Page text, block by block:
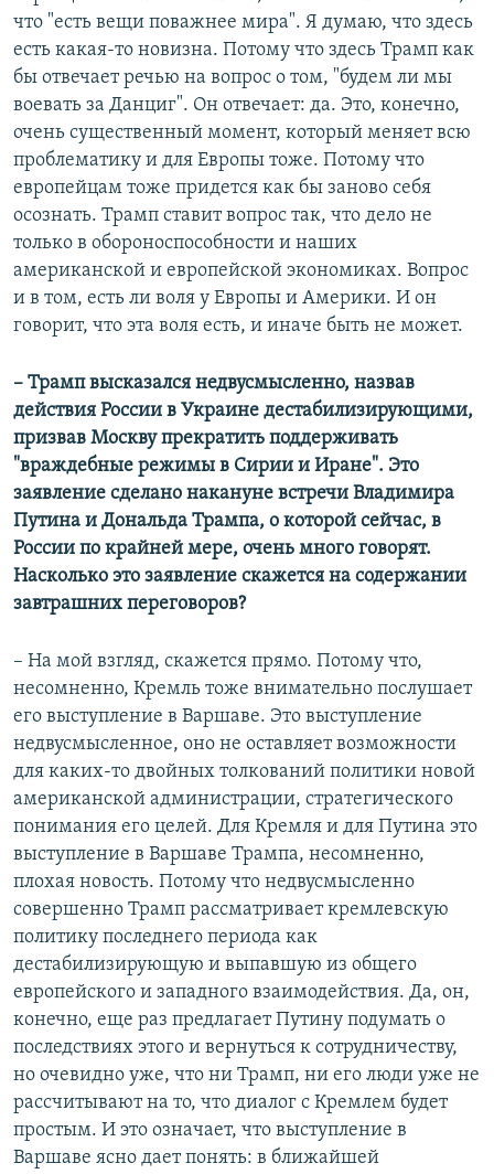
что "есть вещи поважнее мира". Я думаю, что здесь
есть какая-то новизна. Потому что здесь Трамп как
бы отвечает речью на вопрос о том, "будем ли мы
воевать за Данциг". Он отвечает: да. Это, конечно,
очень существенный момент, который меняет всю
проблематику и для Европы тоже. Потому что
европейцам тоже придется как бы заново себя
осознать. Трамп ставит вопрос так, что дело не
только в обороноспособности и наших
американской и европейской экономиках. Вопрос
и в том, есть ли воля у Европы и Америки. И он
говорит, что эта воля есть, и иначе быть не может.
– Трамп высказался недвусмысленно, назвав
действия России в Украине дестабилизирующими,
призвав Москву прекратить поддерживать
"враждебные режимы в Сирии и Иране". Это
заявление сделано накануне встречи Владимира
Путина и Дональда Трампа, о которой сейчас, в
России по крайней мере, очень много говорят.
Насколько это заявление скажется на содержании
завтрашних переговоров?
– На мой взгляд, скажется прямо. Потому что,
несомненно, Кремль тоже внимательно послушает
его выступление в Варшаве. Это выступление
недвусмысленное, оно не оставляет возможности
для каких-то двойных толкований политики новой
американской администрации, стратегического
понимания его целей. Для Кремля и для Путина это
выступление в Варшаве Трампа, несомненно,
плохая новость. Потому что недвусмысленно
совершенно Трамп рассматривает кремлевскую
политику последнего периода как
дестабилизирующую и выпавшую из общего
европейского и западного взаимодействия. Да, он,
конечно, еще раз предлагает Путину подумать о
последствиях этого и вернуться к сотрудничеству,
но очевидно уже, что ни Трамп, ни его люди уже не
рассчитывают на то, что диалог с Кремлем будет
простым. И это означает, что выступление в
Варшаве ясно дает понять: в ближайшей